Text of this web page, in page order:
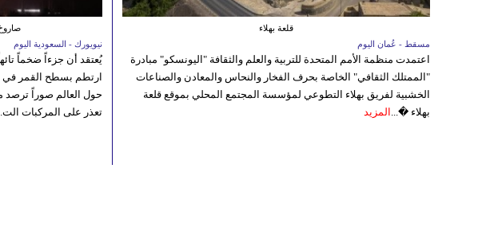
صاروخ فالكون
نيويورك - السعودية اليوم
ارتطم بسطح القمر في
حول العالم صوراً ترصد
تعذر على المركبات
قلعة بهلاء
مسقط - عُمان اليوم
اعتمدت منظمة الأمم المتحدة للتربية والعلم والثقافة "اليونسكو" مبادرة
"الممتلك الثقافي" الخاصة بحرف الفخار والنحاس والمعادن والصناعات
الخشبية لفريق بهلاء التطوعي لمؤسسة المجتمع المحلي بموقع قلعة
بهلاء �... المزيد